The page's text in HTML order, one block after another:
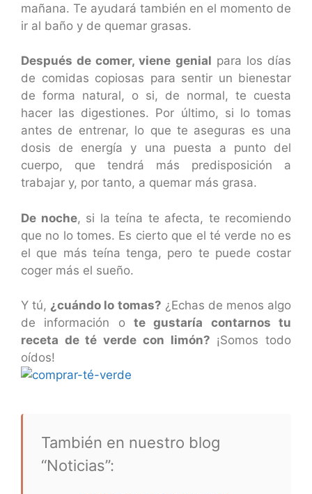
mañana. Te ayudará también en el momento de
ir al baño y de quemar grasas.
Después de comer, viene genial para los días
de comidas copiosas para sentir un bienestar
de forma natural, o si, de normal, te cuesta
hacer las digestiones. Por último, si lo tomas
antes de entrenar, lo que te aseguras es una
dosis de energía y una puesta a punto del
cuerpo, que tendrá más predisposición a
trabajar y, por tanto, a quemar más grasa.
De noche, si la teína te afecta, te recomiendo
que no lo tomes. Es cierto que el té verde no es
el que más teína tenga, pero te puede costar
coger más el sueño.
Y tú, ¿cuándo lo tomas? ¿Echas de menos algo
de información o te gustaría contarnos tu
receta de té verde con limón? ¡Somos todo
oídos!
También en nuestro blog
“Noticias”: